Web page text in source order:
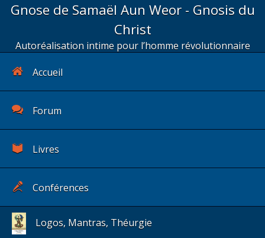
Gnose de Samaël Aun Weor - Gnosis du
Christ
Autoréalisation intime pour l’homme révolutionnaire
Accueil
Forum
Livres
Conférences
Logos, Mantras, Théurgie